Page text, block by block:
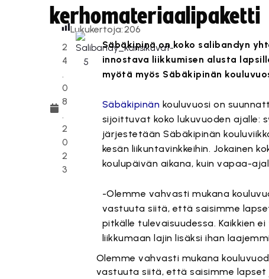
kerhomateriaalipaketti
2
4
.
0
8
.
2
0
2
3
Lukukertoja:206
Säbäkipinä on koko salibandyn
innostava liikkumisen alusta
myötä myös Säbäkipinän
Säbäkipinän kouluvuosi on
sijoittuvat koko lukuvuoden ajalle:
järjestetään Säbäkipinän
kesän liikuntavinkkeihin. Jokainen
koulupäivän aikana, kuin vapaa-
-Olemme vahvasti mukana
vastuuta siitä, että saisimme
pitkälle tulevaisuudessa. Kaikkien
liikkumaan lajin lisäksi ihan
Olemme vahvasti mukana
vastuuta siitä, että saisimme lapset